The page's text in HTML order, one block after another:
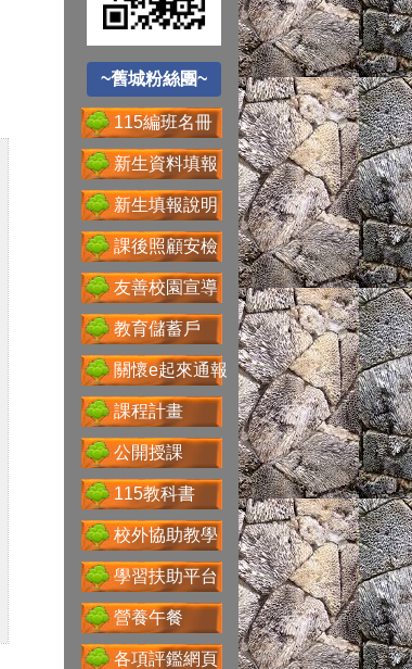
~舊城粉絲團~
115編班名冊
新生資料填報
新生填報說明
課後照顧安檢
友善校園宣導
教育儲蓄戶
關懷e起來通報
課程計畫
公開授課
115教科書
校外協助教學
學習扶助平台
營養午餐
各項評鑑網頁
Office365
送子鳥資訊服務
Google For
Education
性別主流化專區
科技大觀園
省水好習慣